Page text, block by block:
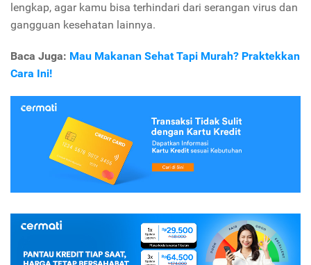
lengkap, agar kamu bisa terhindari dari serangan virus dan
gangguan kesehatan lainnya.
Baca Juga: Mau Makanan Sehat Tapi Murah? Praktekkan
Cara Ini!